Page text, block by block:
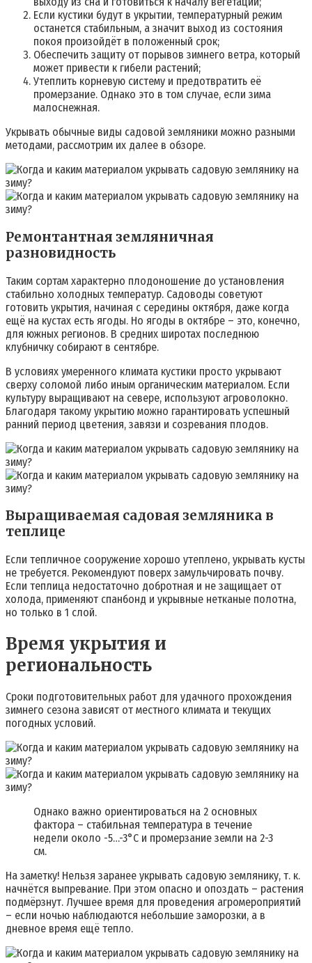
Если кустики будут в укрытии, температурный режим
останется стабильным, а значит выход из состояния
покоя произойдёт в положенный срок;
Обеспечить защиту от порывов зимнего ветра, который
может привести к гибели растений;
Утеплить корневую систему и предотвратить её
промерзание. Однако это в том случае, если зима
малоснежная.
Укрывать обычные виды садовой земляники можно разными
методами, рассмотрим их далее в обзоре.
Ремонтантная земляничная
разновидность
Таким сортам характерно плодоношение до установления
стабильно холодных температур. Садоводы советуют
готовить укрытия, начиная с середины октября, даже когда
ещё на кустах есть ягоды. Но ягоды в октябре – это, конечно,
для южных регионов. В средних широтах последнюю
клубничку собирают в сентябре.
В условиях умеренного климата кустики просто укрывают
сверху соломой либо иным органическим материалом. Если
культуру выращивают на севере, используют агроволокно.
Благодаря такому укрытию можно гарантировать успешный
ранний период цветения, завязи и созревания плодов.
Выращиваемая садовая земляника в
теплице
Если тепличное сооружение хорошо утеплено, укрывать кусты
не требуется. Рекомендуют поверх замульчировать почву.
Если теплица недостаточно добротная и не защищает от
холода, применяют спанбонд и укрывные нетканые полотна,
но только в 1 слой.
Время укрытия и
региональность
Сроки подготовительных работ для удачного прохождения
зимнего сезона зависят от местного климата и текущих
погодных условий.
Однако важно ориентироваться на 2 основных
фактора – стабильная температура в течение
недели около -5…-3°C и промерзание земли на 2-3
см.
На заметку! Нельзя заранее укрывать садовую землянику, т. к.
начнётся выпревание. При этом опасно и опоздать – растения
подмёрзнут. Лучшее время для проведения агромероприятий
– если ночью наблюдаются небольшие заморозки, а в
дневное время ещё тепло.